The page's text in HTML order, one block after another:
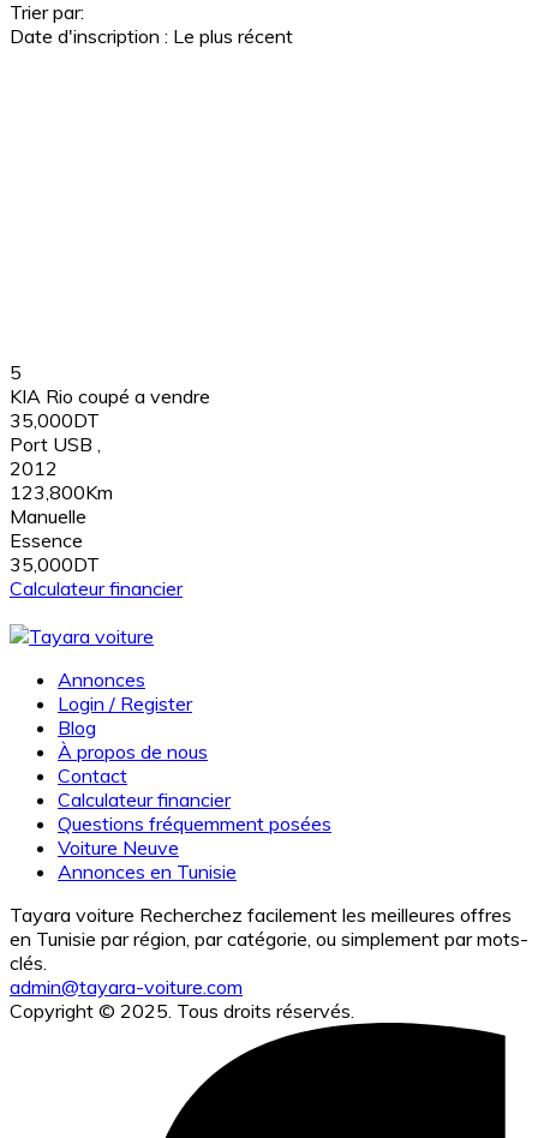
Trier par:
Date d'inscription : Le plus récent
5
KIA Rio coupé a vendre
35,000DT
Port USB
2012
123,800Km
Manuelle
Essence
35,000DT
Calculateur financier
Annonces
Login / Register
Blog
À propos de nous
Contact
Calculateur financier
Questions fréquemment posées
Voiture Neuve
Annonces en Tunisie
Tayara voiture Recherchez facilement les meilleures offres
en Tunisie par région, par catégorie, ou simplement par mots-
clés.
admin@tayara-voiture.com
Copyright © 2025. Tous droits réservés.